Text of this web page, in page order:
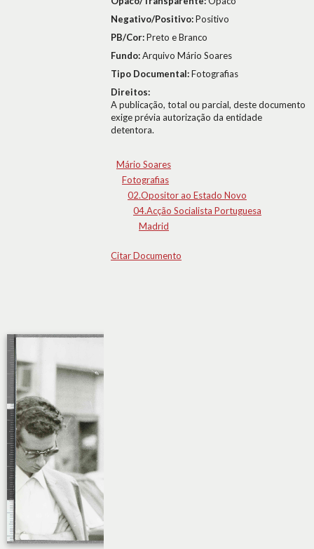
Negativo/Positivo:Positivo
PB/Cor:Preto e Branco
Fundo:Arquivo Mário Soares
Tipo Documental:Fotografias
Direitos:
A publicação, total ou parcial, deste documento
exige prévia autorização da entidade
detentora.
Mário Soares
Fotografias
02.Opositor ao Estado Novo
04.Acção Socialista Portuguesa
Madrid
Citar Documento